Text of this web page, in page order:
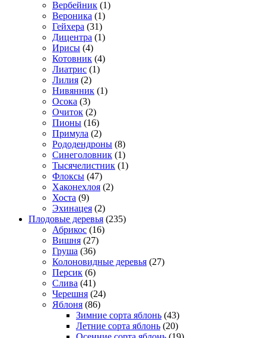
Вербейник (1)
Вероника (1)
Гейхера (31)
Дицентра (1)
Ирисы (4)
Котовник (4)
Лиатрис (1)
Лилия (2)
Нивянник (1)
Осока (3)
Очиток (2)
Пионы (16)
Примула (2)
Рододендроны (8)
Синеголовник (1)
Тысячелистник (1)
Флоксы (47)
Хаконехлоя (2)
Хоста (9)
Эхинацея (2)
Плодовые деревья (235)
Абрикос (16)
Вишня (27)
Груша (36)
Колоновидные деревья (27)
Персик (6)
Слива (41)
Черешня (24)
Яблоня (86)
Зимние сорта яблонь (43)
Летние сорта яблонь (20)